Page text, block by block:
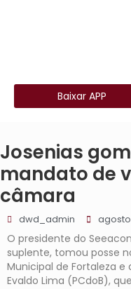
Baixar APP
Josenias
mandato de
câmara
dwd_admin agosto
O presidente do
suplente, tomou posse
Municipal de Fortaleza
Evaldo Lima (PCdoB),